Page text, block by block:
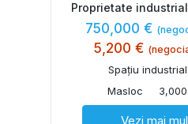
Proprietate
750,000 €
5,200 €
Spațiu
Masloc
Vezi mai